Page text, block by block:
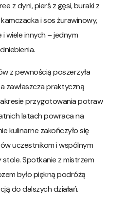
z dyni, pierś z gęsi, buraki z
i sos żurawinowy,
i wiele innych – jednym
z pewnością poszerzyła
zawłaszcza praktyczną
przygotowania potraw
latach powraca na
kulinarne zakończyło się
uczestnikom i wspólnym
Spotkanie z mistrzem
było piękną podróżą
do dalszych działań.